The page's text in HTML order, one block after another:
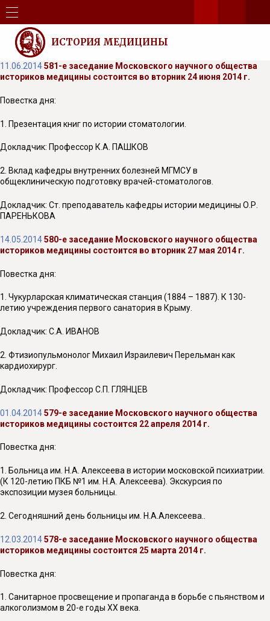
ИСТОРИЯ МЕДИЦИНЫ
11.06.2014581-е заседание Московского научного общества
историков медицины состоится во вторник 24 июня 2014 г.
Повестка дня:
1. Презентация книг по истории стоматологии.
Докладчик: Профессор К.А. ПАШКОВ
2. Вклад кафедры внутренних болезней МГМСУ в
общеклиническую подготовку врачей-стоматологов.
Докладчик: Ст. преподаватель кафедры истории медицины О.Р.
ПАРЕНЬКОВА
14.05.2014580-е заседание Московского научного общества
историков медицины состоится во вторник 27 мая 2014 г.
Повестка дня:
1. Чукурларская климатическая станция (1884 – 1887). К 130-
летию учреждения первого санатория в Крыму.
Докладчик: С.А. ИВАНОВ
2. Фтизиопульмонолог Михаил Израилевич Перельман как
кардиохирург.
Докладчик: Профессор С.П. ГЛЯНЦЕВ
01.04.2014579-е заседание Московского научного общества
историков медицины состоится 22 апреля 2014 г.
Повестка дня:
1. Больница им. Н.А. Алексеева в истории московской психиатрии.
(К 120-летию ПКБ №1 им. Н.А. Алексеева). Экскурсия по
экспозиции музея больницы.
2. Сегодняшний день больницы им. Н.А.Алексеева..
12.03.2014578-е заседание Московского научного общества
историков медицины состоится 25 марта 2014 г.
Повестка дня:
1. Санитарное просвещение и пропаганда в борьбе с пьянством и
алкоголизмом в 20-е годы XX века.